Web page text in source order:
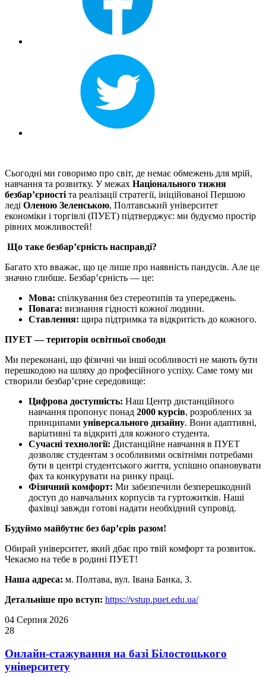
Сьогодні ми говоримо про світ, де немає обмежень для мрій,
навчання та розвитку. У межах Національного тижня
безбар’єрностіта реалізації стратегії, ініційованої Першою
леді Оленою Зеленською, Полтавський університет
економіки і торгівлі (ПУЕТ) підтверджує: ми будуємо простір
рівних можливостей!
Що таке безбар’єрність насправді?
Багато хто вважає, що це лише про наявність пандусів. Але це
значно глибше. Безбар’єрність — це:
Мова: спілкування без стереотипів та упереджень.
Повага: визнання гідності кожної людини.
Ставлення: щира підтримка та відкритість до кожного.
ПУЕТ — територія освітньої свободи
Ми переконані, що фізичні чи інші особливості не мають бути
перешкодою на шляху до професійного успіху. Саме тому ми
створили безбар’єрне середовище:
Цифрова доступність: Наш Центр дистанційного
навчання пропонує понад 2000 курсів, розроблених за
принципами універсального дизайну. Вони адаптивні,
варіативні та відкриті для кожного студента.
Сучасні технології: Дистанційне навчання в ПУЕТ
дозволяє студентам з особливими освітніми потребами
бути в центрі студентського життя, успішно опановувати
фах та конкурувати на ринку праці.
Фізичний комфорт: Ми забезпечили безперешкодний
доступ до навчальних корпусів та гуртожитків. Наші
фахівці завжди готові надати необхідний супровід.
Будуймо майбутнє без бар’єрів разом!
Обирай університет, який дбає про твій комфорт та розвиток.
Чекаємо на тебе в родині ПУЕТ!
Наша адреса: м. Полтава, вул. Івана Банка, 3.
Детальніше про вступ: https://vstup.puet.edu.ua/
04 Серпня 2026
28
Онлайн-стажування на базі Білостоцького
університету